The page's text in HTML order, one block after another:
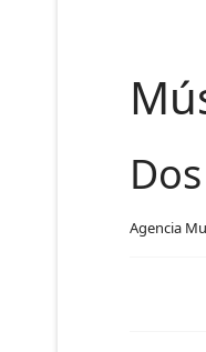
Agencia